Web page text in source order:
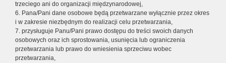
trzeciego ani do organizacji międzynarodowej,
6. Pana/Pani dane osobowe będą przetwarzane wyłącznie przez okres
i w zakresie niezbędnym do realizacji celu przetwarzania,
7. przysługuje Panu/Pani prawo dostępu do treści swoich danych
osobowych oraz ich sprostowania, usunięcia lub ograniczenia
przetwarzania lub prawo do wniesienia sprzeciwu wobec
przetwarzania,